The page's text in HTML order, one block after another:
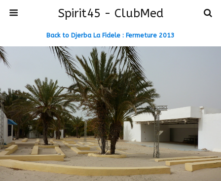
Spirit45 - ClubMed
Back to Djerba La Fidele : Fermeture 2013